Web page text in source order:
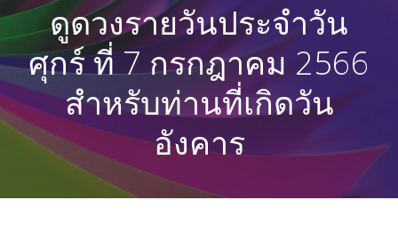
ดูดวงรายวันประจำวัน
ศุกร์ ที่ 7 กรกฎาคม 2566
สำหรับท่านที่เกิดวัน
อังคาร